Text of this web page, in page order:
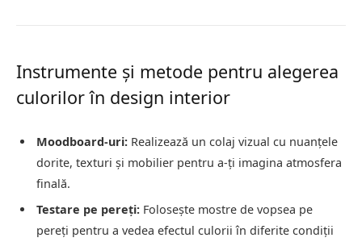
Instrumente și metode pentru alegerea
culorilor în design interior
Moodboard-uri: Realizează un colaj vizual cu nuanțele
dorite, texturi și mobilier pentru a-ți imagina atmosfera
finală.
Testare pe pereți: Folosește mostre de vopsea pe
pereți pentru a vedea efectul culorii în diferite condiții